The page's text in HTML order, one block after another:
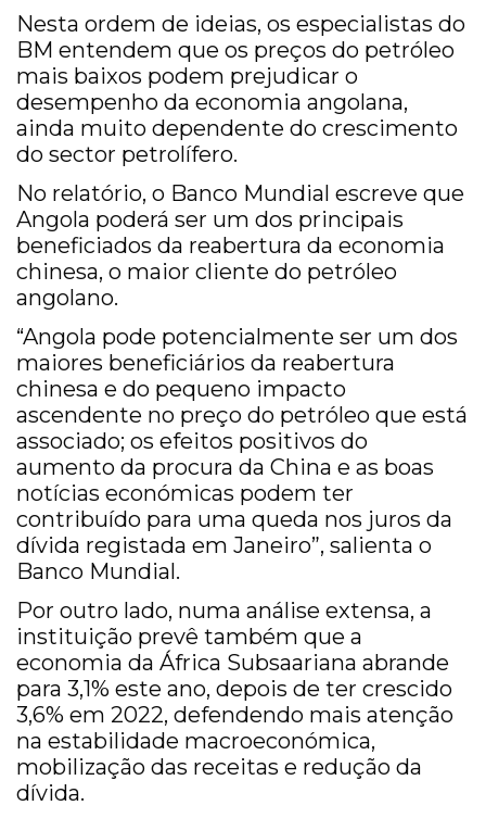
Nesta ordem de ideias, os especialistas do
BM entendem que os preços do petróleo
mais baixos podem prejudicar o
desempenho da economia angolana,
ainda muito dependente do crescimento
do sector petrolífero.
No relatório, o Banco Mundial escreve que
Angola poderá ser um dos principais
beneficiados da reabertura da economia
chinesa, o maior cliente do petróleo
angolano.
“Angola pode potencialmente ser um dos
maiores beneficiários da reabertura
chinesa e do pequeno impacto
ascendente no preço do petróleo que está
associado; os efeitos positivos do
aumento da procura da China e as boas
notícias económicas podem ter
contribuído para uma queda nos juros da
dívida registada em Janeiro”, salienta o
Banco Mundial.
Por outro lado, numa análise extensa, a
instituição prevê também que a
economia da África Subsaariana abrande
para 3,1% este ano, depois de ter crescido
3,6% em 2022, defendendo mais atenção
na estabilidade macroeconómica,
mobilização das receitas e redução da
dívida.